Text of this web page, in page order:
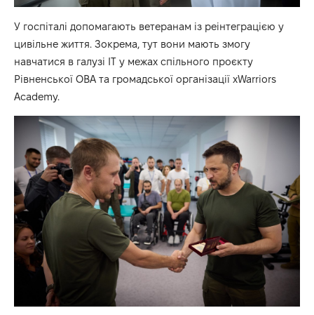
У госпіталі допомагають ветеранам із реінтеграцією у
цивільне життя. Зокрема, тут вони мають змогу
навчатися в галузі ІТ у межах спільного проєкту
Рівненської ОВА та громадської організації xWarriors
Academy.